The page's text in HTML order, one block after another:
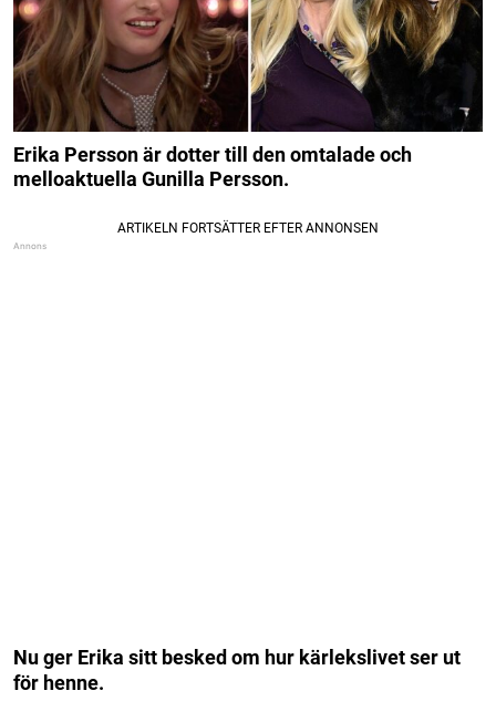
Erika Persson är dotter till den omtalade och
melloaktuella Gunilla Persson.
Nu ger Erika sitt besked om hur kärlekslivet ser ut
för henne.